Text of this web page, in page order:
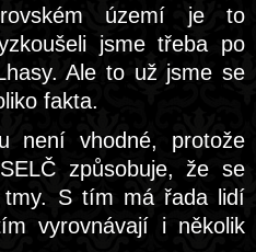
území je to
jsme třeba po
Ale to už jsme se
fakta.
není vhodné, protože
způsobuje, že se
tmy. S tím má řada lidí
vyrovnávají i několik